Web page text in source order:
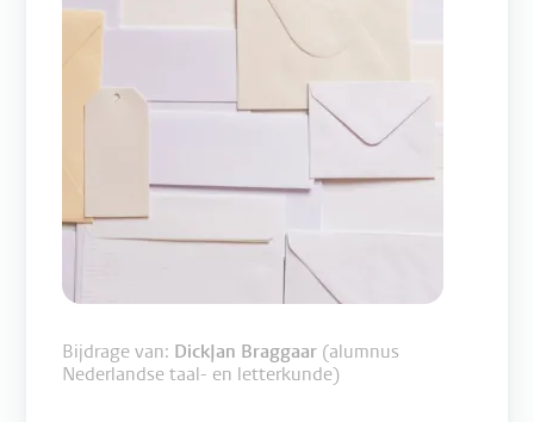
Bijdrage van: DickJan Braggaar (alumnus
Nederlandse taal- en letterkunde)